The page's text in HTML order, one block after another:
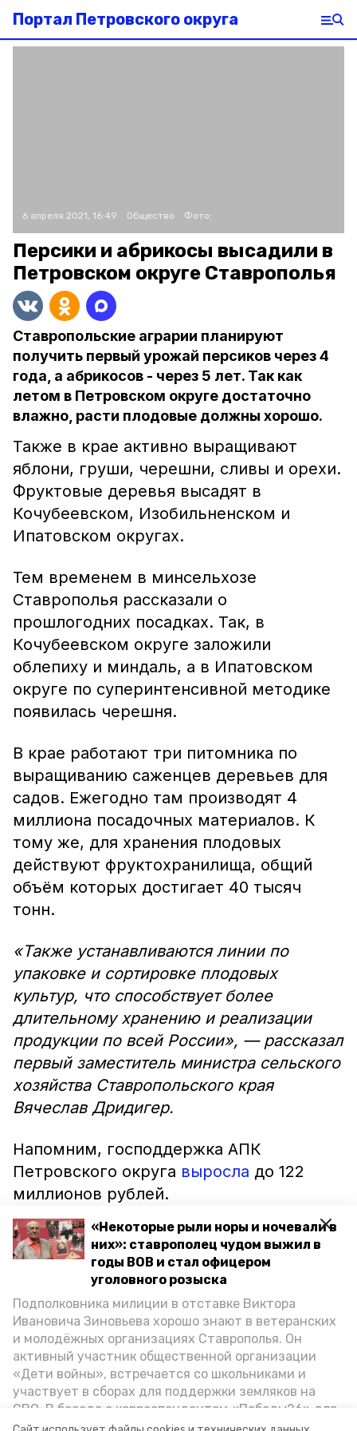
«Некоторые рыли норы и ночевали в
них»: ставрополец чудом выжил в
годы ВОВ и стал офицером
уголовного розыска
Подполковника милиции в отставке Виктора
Ивановича Зиновьева хорошо знают в ветеранских
и молодёжных организациях Ставрополья. Он
активный участник общественной организации
«Дети войны», встречается со школьниками и
участвует в сборах для поддержки земляков на
СВО. В беседе с корреспондентом «Победы26» для
спецпроекта «Дети Великой Отечественной»
Портал Петровского округа
6 апреля 2021, 16:49 Общество Фото:
Персики и абрикосы высадили в
Петровском округе Ставрополья
Ставропольские аграрии планируют
получить первый урожай персиков через 4
года, а абрикосов - через 5 лет. Так как
летом в Петровском округе достаточно
влажно, расти плодовые должны хорошо.
Также в крае активно выращивают
яблони, груши, черешни, сливы и орехи.
Фруктовые деревья высадят в
Кочубеевском, Изобильненском и
Ипатовском округах.
Тем временем в минсельхозе
Ставрополья рассказали о
прошлогодних посадках. Так, в
Кочубеевском округе заложили
облепиху и миндаль, а в Ипатовском
округе по суперинтенсивной методике
появилась черешня.
В крае работают три питомника по
выращиванию саженцев деревьев для
садов. Ежегодно там производят 4
миллиона посадочных материалов. К
тому же, для хранения плодовых
действуют фруктохранилища, общий
объём которых достигает 40 тысяч
тонн.
«Также устанавливаются линии по
упаковке и сортировке плодовых
культур, что способствует более
длительному хранению и реализации
продукции по всей России», — рассказал
первый заместитель министра сельского
хозяйства Ставропольского края
Вячеслав Дридигер.
Напомним, господдержка АПК
Петровского округа выросла до 122
миллионов рублей.